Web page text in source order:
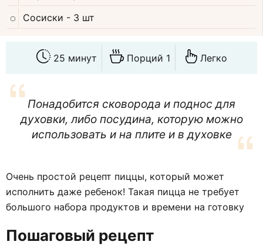
Сосиски - 3 шт
25 минут Порций 1 Легко
Понадобится сковорода и поднос для
духовки, либо посудина, которую можно
использовать и на плите и в духовке
Очень простой рецепт пиццы, который может
исполнить даже ребенок! Такая пицца не требует
большого набора продуктов и времени на готовку
Пошаговый рецепт